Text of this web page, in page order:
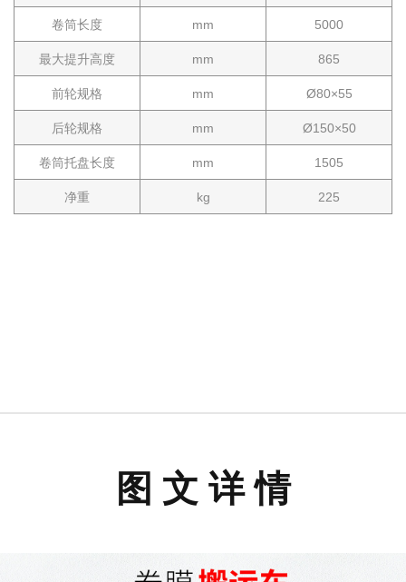
卷筒长度 mm 5000
最大提升高度 mm 865
前轮规格 mm Ø80×55
后轮规格 mm Ø150×50
卷筒托盘长度 mm 1505
净重 kg 225
图 文 详 情